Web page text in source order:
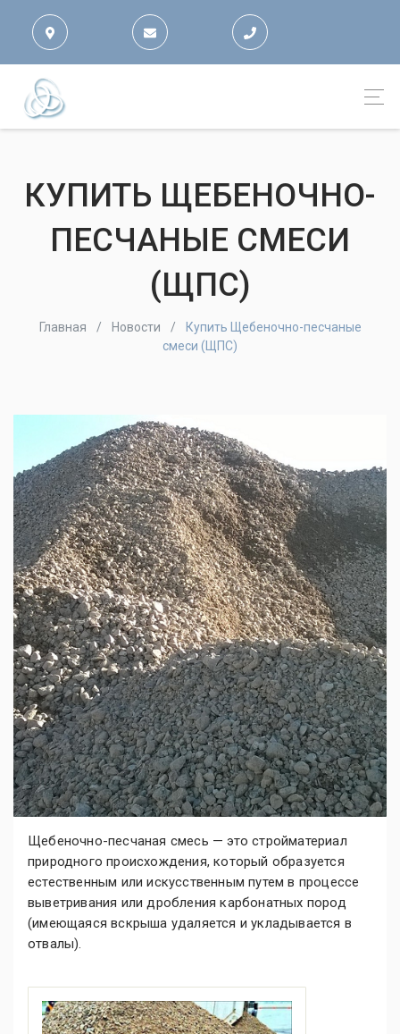
КУПИТЬ ЩЕБЕНОЧНО-
ПЕСЧАНЫЕ СМЕСИ
(ЩПС)
Главная Новости
Купить Щебеночно-песчаные
смеси (ЩПС)
Щебеночно-песчаная смесь — это стройматериал
природного происхождения, который образуется
естественным или искусственным путем в процессе
выветривания или дробления карбонатных пород
(имеющаяся вскрыша удаляется и укладывается в
отвалы).